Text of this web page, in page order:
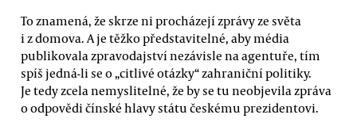
To znamená, že skrze ni procházejí zprávy ze světa
i z domova. A je těžko představitelné, aby média
publikovala zpravodajství nezávisle na agentuře, tím
spíš jedná-li se o „citlivé otázky“ zahraniční politiky.
Je tedy zcela nemyslitelné, že by se tu neobjevila zpráva
o odpovědi čínské hlavy státu českému prezidentovi.